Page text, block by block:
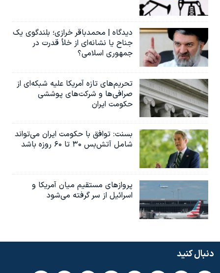
دیدگاه | محمدباقر خرازی؛ بلندگوی یک
جناح یا نشانه‌ای از خلأ قدرت در
جمهوری اسلامی؟
تحریم‌های تازه آمریکا علیه شبکه‌ای از
صرافی‌ها و شرکت‌های پوششی
حکومت ایران
بسنت: توافق با حکومت ایران می‌تواند
شامل آتش‌بس ۳۰ تا ۶۰ روزه باشد
پروازهای مستقیم میان آمریکا و
اسرائیل از سر گرفته می‌شود
دنبال کنید